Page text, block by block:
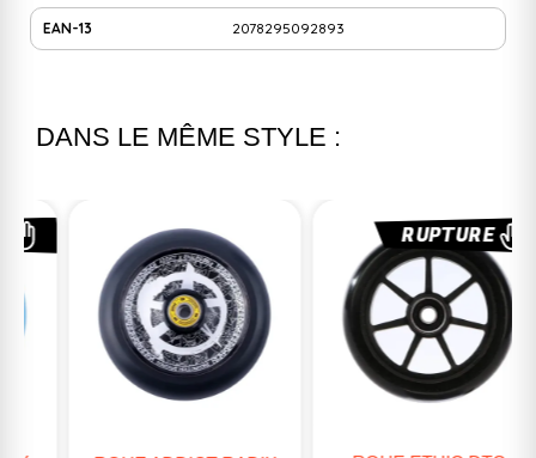
EAN-13 2078295092893
DANS LE MÊME STYLE :
RUPTURE